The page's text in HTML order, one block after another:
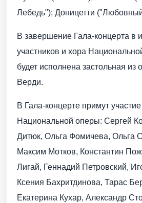
Лебедь"); Доницетти
В завершение Гала-концерта в
участников и хора
будет исполнена застольная из
Верди.
В Гала-концерте примут
Национальной оперы: Сергей
Дитюк, Ольга Фомичева, Ольга
Максим Мотков, Константин
Лигай, Геннадий Петровский,
Ксения Бахритдинова, Тарас
Екатерина Кухар, Александр